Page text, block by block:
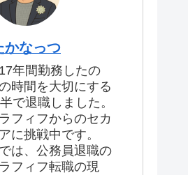
かなっつ
年間勤務したの
時間を大切にする
で退職しました。
フィフからのセカ
に挑戦中です。
は、公務員退職の
フィフ転職の現